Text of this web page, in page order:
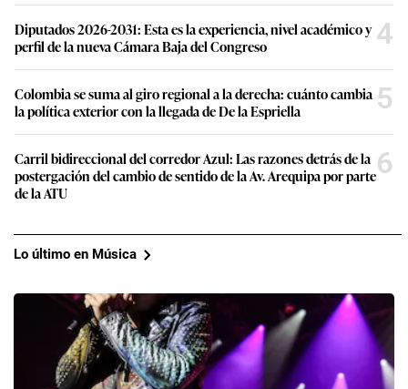
Diputados 2026-2031: Esta es la experiencia, nivel académico y
perfil de la nueva Cámara Baja del Congreso
4
Colombia se suma al giro regional a la derecha: cuánto cambia
la política exterior con la llegada de De la Espriella
5
Carril bidireccional del corredor Azul: Las razones detrás de la
postergación del cambio de sentido de la Av. Arequipa por parte
de la ATU
6
Lo último en Música